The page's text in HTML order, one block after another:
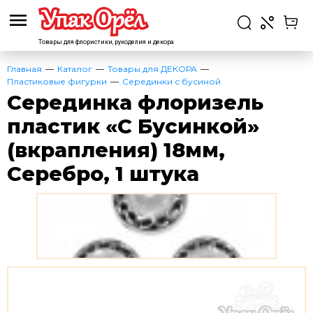
Товары для флористики, рукоделия и декора
Главная Каталог
Товары для ДЕКОРА
Пластиковые фигурки
Серединки с бусиной
Серединка флоризель
пластик «С Бусинкой»
(вкрапления) 18мм,
Серебро, 1 штука